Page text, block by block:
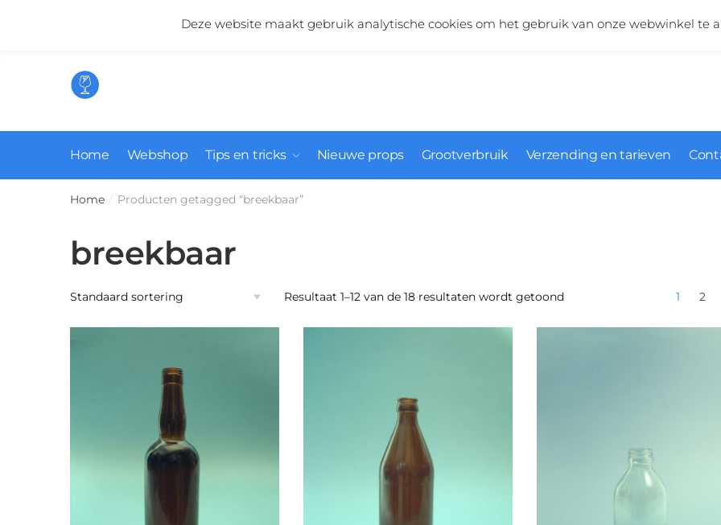
info@suikerglas.nl Vragen over onze producten? +31 (0)6 5124 1984
Home Webshop Tips en tricks Nieuwe props Grootverbruik Verzending en tarieven
Home / Producten getagged “breekbaar”
breekbaar
Resultaat 1–12 van de 18 resultaten wordt getoond 1 2
Deze website maakt gebruik analytische cookies om het gebruik van onze webwinkel te